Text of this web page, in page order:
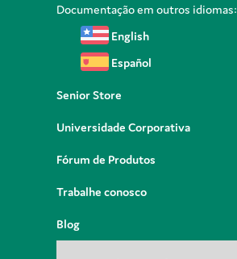
Documentação em outros idiomas:
English
Español
Senior Store
Universidade Corporativa
Fórum de Produtos
Trabalhe conosco
Blog